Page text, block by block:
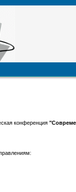
конференция